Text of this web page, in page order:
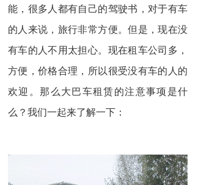
能，很多人都有自己的驾驶书，对于有车
的人来说，旅行非常方便。但是，现在没
有车的人不用太担心。现在租车公司多，
方便，价格合理，所以很受没有车的人的
欢迎。那么大巴车租赁的注意事项是什
么？我们一起来了解一下：